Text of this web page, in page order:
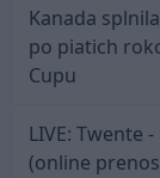
Kanada
po piatich
Cupu
LIVE: Twente
(online